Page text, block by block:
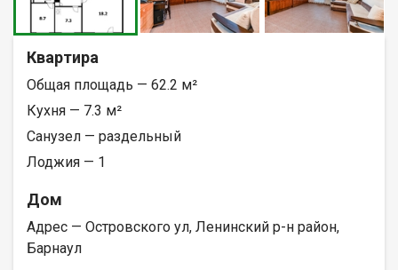
Квартира
Общая площадь — 62.2 м²
Кухня — 7.3 м²
Санузел — раздельный
Лоджия — 1
Дом
Адрес — Островского ул, Ленинский р-н район,
Барнаул